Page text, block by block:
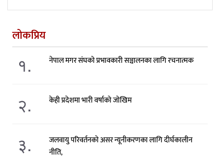
लोकप्रिय
१. नेपाल मगर संघको प्रभावकारी सञ्चालनका लागि रचनात्मक
२. केही प्रदेशमा भारी वर्षाको जोखिम
३.
जलवायु परिवर्तनको असर न्यूनीकरणका लागि दीर्घकालीन
नीति,